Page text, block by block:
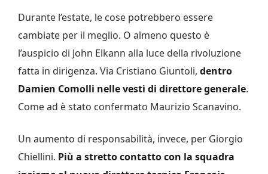
Durante l’estate, le cose potrebbero essere
cambiate per il meglio. O almeno questo è
l’auspicio di John Elkann alla luce della rivoluzione
fatta in dirigenza. Via Cristiano Giuntoli, dentro
Damien Comolli nelle vesti di direttore generale.
Come ad è stato confermato Maurizio Scanavino.
Un aumento di responsabilità, invece, per Giorgio
Chiellini. Più a stretto contatto con la squadra